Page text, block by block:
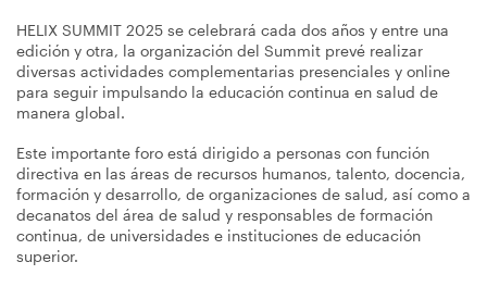
HELIX SUMMIT 2025 se celebrará cada dos años y entre una
edición y otra, la organización del Summit prevé realizar
diversas actividades complementarias presenciales y online
para seguir impulsando la educación continua en salud de
manera global.
Este importante foro está dirigido a personas con función
directiva en las áreas de recursos humanos, talento, docencia,
formación y desarrollo, de organizaciones de salud, así como a
decanatos del área de salud y responsables de formación
continua, de universidades e instituciones de educación
superior.